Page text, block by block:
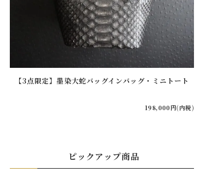
【3点限定】墨染大蛇バッグインバッグ・ミニトート
198,000円(内税)
ピックアップ商品